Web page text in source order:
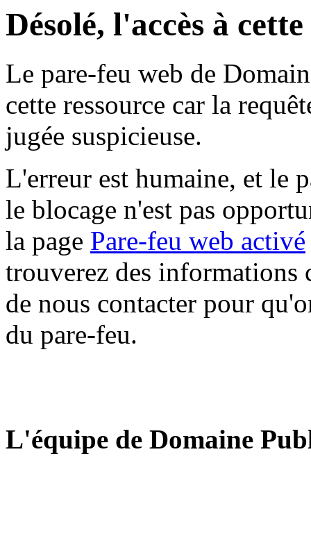
Désolé, l'accès à
Le pare-feu web de
cette ressource car la
jugée suspicieuse.
L'erreur est humaine, et le
le blocage n'est pas
la page Pare-feu web activé
trouverez des informations
de nous contacter pour
du pare-feu.
L'équipe de Domaine